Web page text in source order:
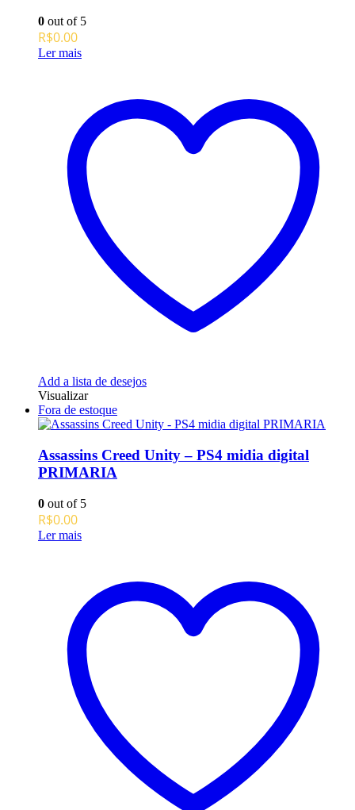
0 out of 5
R$0.00
Ler mais
Add a lista de desejos
Visualizar
Fora de estoque
Assassins Creed Unity – PS4 midia digital
PRIMARIA
0 out of 5
R$0.00
Ler mais